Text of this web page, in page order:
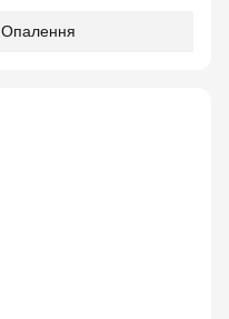
Опалення